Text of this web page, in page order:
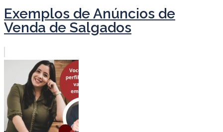
Exemplos de Anúncios de
Venda de Salgados